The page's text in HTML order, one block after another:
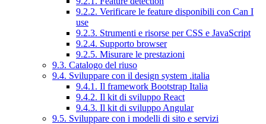
9.2.2. Verificare le feature disponibili con Can I
use
9.2.3. Strumenti e risorse per CSS e JavaScript
9.2.4. Supporto browser
9.2.5. Misurare le prestazioni
9.3. Catalogo del riuso
9.4. Sviluppare con il design system .italia
9.4.1. Il framework Bootstrap Italia
9.4.2. Il kit di sviluppo React
9.4.3. Il kit di sviluppo Angular
9.5. Sviluppare con i modelli di sito e servizi